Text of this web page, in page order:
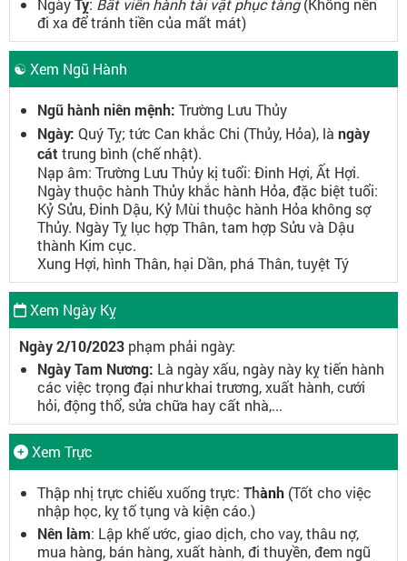
NgàyTỵ: Bất viễn hành tài vật phục tàng(Không nên
đi xa để tránh tiền của mất mát)
☯ Xem Ngũ Hành
Ngũ hành niên mệnh: Trường Lưu Thủy
Ngày: Quý Tỵ; tức Can khắc Chi (Thủy, Hỏa), là ngày
cát trung bình (chế nhật).
Nạp âm: Trường Lưu Thủy kị tuổi: Đinh Hợi, Ất Hợi.
Ngày thuộc hành Thủy khắc hành Hỏa, đặc biệt tuổi:
Kỷ Sửu, Đinh Dậu, Kỷ Mùi thuộc hành Hỏa không sợ
Thủy. Ngày Tỵ lục hợp Thân, tam hợp Sửu và Dậu
thành Kim cục.
Xung Hợi, hình Thân, hại Dần, phá Thân, tuyệt Tý
Xem Ngày Kỵ
Ngày 2/10/2023 phạm phải ngày:
Ngày Tam Nương: Là ngày xấu, ngày này kỵ tiến hành
các việc trọng đại như khai trương, xuất hành, cưới
hỏi, động thổ, sửa chữa hay cất nhà,...
Xem Trực
Thập nhị trực chiếu xuống trực: Thành (Tốt cho việc
nhập học, kỵ tố tụng và kiện cáo.)
Nên làm: Lập khế ước, giao dịch, cho vay, thâu nợ,
mua hàng, bán hàng, xuất hành, đi thuyền, đem ngũ